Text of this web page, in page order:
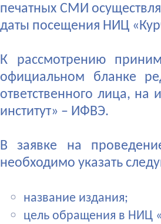
печатных СМИ
даты посещения НИЦ
К рассмотрению
официальном бланке
ответственного лица, на
институт» – ИФВЭ.
В заявке на
необходимо указать
название издания;
цель обращения в НИЦ